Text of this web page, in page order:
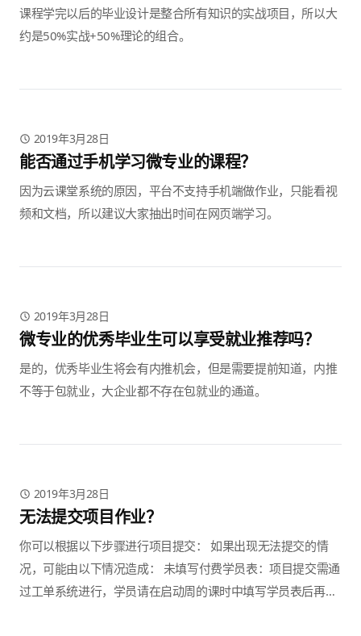
课程学完以后的毕业设计是整合所有知识的实战项目，所以大
约是50%实战+50%理论的组合。
2019年3月28日
能否通过手机学习微专业的课程？
因为云课堂系统的原因，平台不支持手机端做作业，只能看视
频和文档，所以建议大家抽出时间在网页端学习。
2019年3月28日
微专业的优秀毕业生可以享受就业推荐吗？
是的，优秀毕业生将会有内推机会，但是需要提前知道，内推
不等于包就业，大企业都不存在包就业的通道。
2019年3月28日
无法提交项目作业？
你可以根据以下步骤进行项目提交： 如果出现无法提交的情
况，可能由以下情况造成： 未填写付费学员表：项目提交需通
过工单系统进行，学员请在启动周的课时中填写学员表后再进